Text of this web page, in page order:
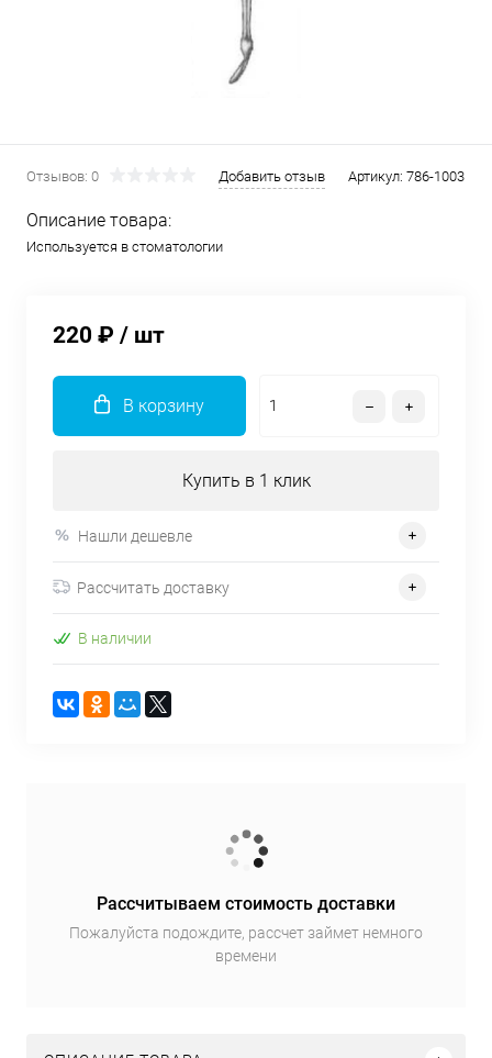
Отзывов: 0 Добавить отзыв Артикул: 786-1003
Описание товара:
Используется в стоматологии
220 ₽ / шт
В корзину
Купить в 1 клик
Нашли дешевле
Рассчитать доставку
В наличии
Рассчитываем стоимость доставки
Пожалуйста подождите, рассчет займет немного
времени